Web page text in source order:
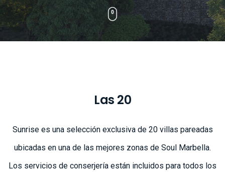
Las 20
Sunrise es una selección exclusiva de 20 villas pareadas
ubicadas en una de las mejores zonas de Soul Marbella.
Los servicios de conserjería están incluidos para todos los